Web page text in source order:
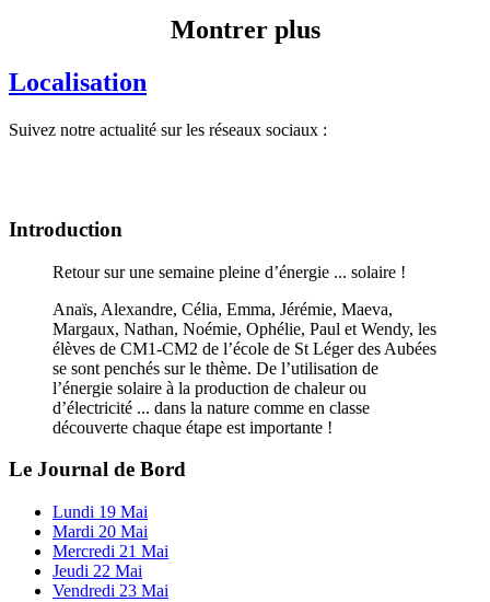
Montrer plus
Localisation
Suivez notre actualité sur les réseaux sociaux :
Introduction
Retour sur une semaine pleine d’énergie ... solaire !
Anaïs, Alexandre, Célia, Emma, Jérémie, Maeva,
Margaux, Nathan, Noémie, Ophélie, Paul et Wendy, les
élèves de CM1-CM2 de l’école de St Léger des Aubées
se sont penchés sur le thème. De l’utilisation de
l’énergie solaire à la production de chaleur ou
d’électricité ... dans la nature comme en classe
découverte chaque étape est importante !
Le Journal de Bord
Lundi 19 Mai
Mardi 20 Mai
Mercredi 21 Mai
Jeudi 22 Mai
Vendredi 23 Mai